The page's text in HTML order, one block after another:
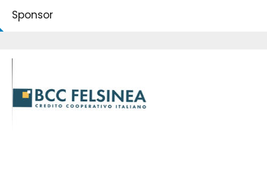
11
Granamica
16
Virtus Castelfranco Calcio
Masi Torello Voghiera
Sponsor